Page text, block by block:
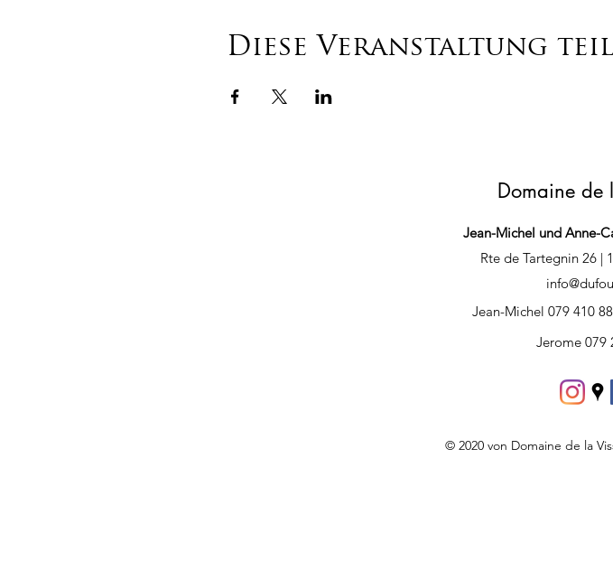
Diese Veranstaltung
Domaine de
Jean-Michel und Anne-
Rte de Tartegnin 26 |
Jean-Michel 079 410
Jerome 079
© 2020 von Domaine de la